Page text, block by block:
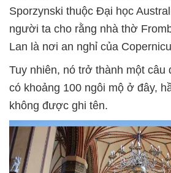
Sporzynski thuộc Đại học
người ta cho rằng nhà thờ
Lan là nơi an nghỉ của
Tuy nhiên, nó trở thành một câu
có khoảng 100 ngôi mộ ở đây,
không được ghi tên.